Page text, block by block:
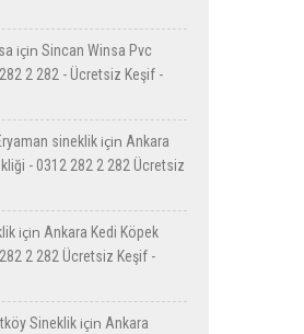
için Sincan Winsa Pvc
2 282 - Ücretsiz Keşif -
sineklik için Ankara
- 0312 282 2 282 Ücretsiz
için Ankara Kedi Köpek
2 282 Ücretsiz Keşif -
Sineklik için Ankara